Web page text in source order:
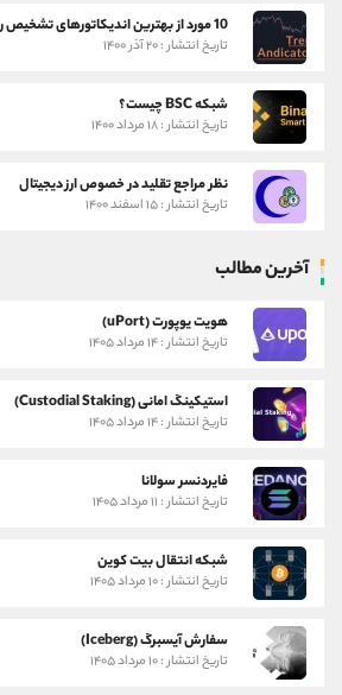
10 مورد از بهترین اندیکاتورهای تشخیص روند
تاریخ انتشار : ۲۰ آذر ۱۴۰۰
شبکه BSC چیست؟
تاریخ انتشار : ۱۸ مرداد ۱۴۰۰
نظر مراجع تقلید در خصوص ارز دیجیتال
تاریخ انتشار : ۱۵ اسفند ۱۴۰۰
آخرین مطالب
هویت یوپورت (uPort)
تاریخ انتشار : ۱۴ مرداد ۱۴۰۵
استیکینگ امانی (Custodial Staking)
تاریخ انتشار : ۱۴ مرداد ۱۴۰۵
فایردنسر سولانا
تاریخ انتشار : ۱۱ مرداد ۱۴۰۵
شبکه انتقال بیت کوین
تاریخ انتشار : ۱۰ مرداد ۱۴۰۵
سفارش آیسبرگ (Iceberg)
تاریخ انتشار : ۱۰ مرداد ۱۴۰۵